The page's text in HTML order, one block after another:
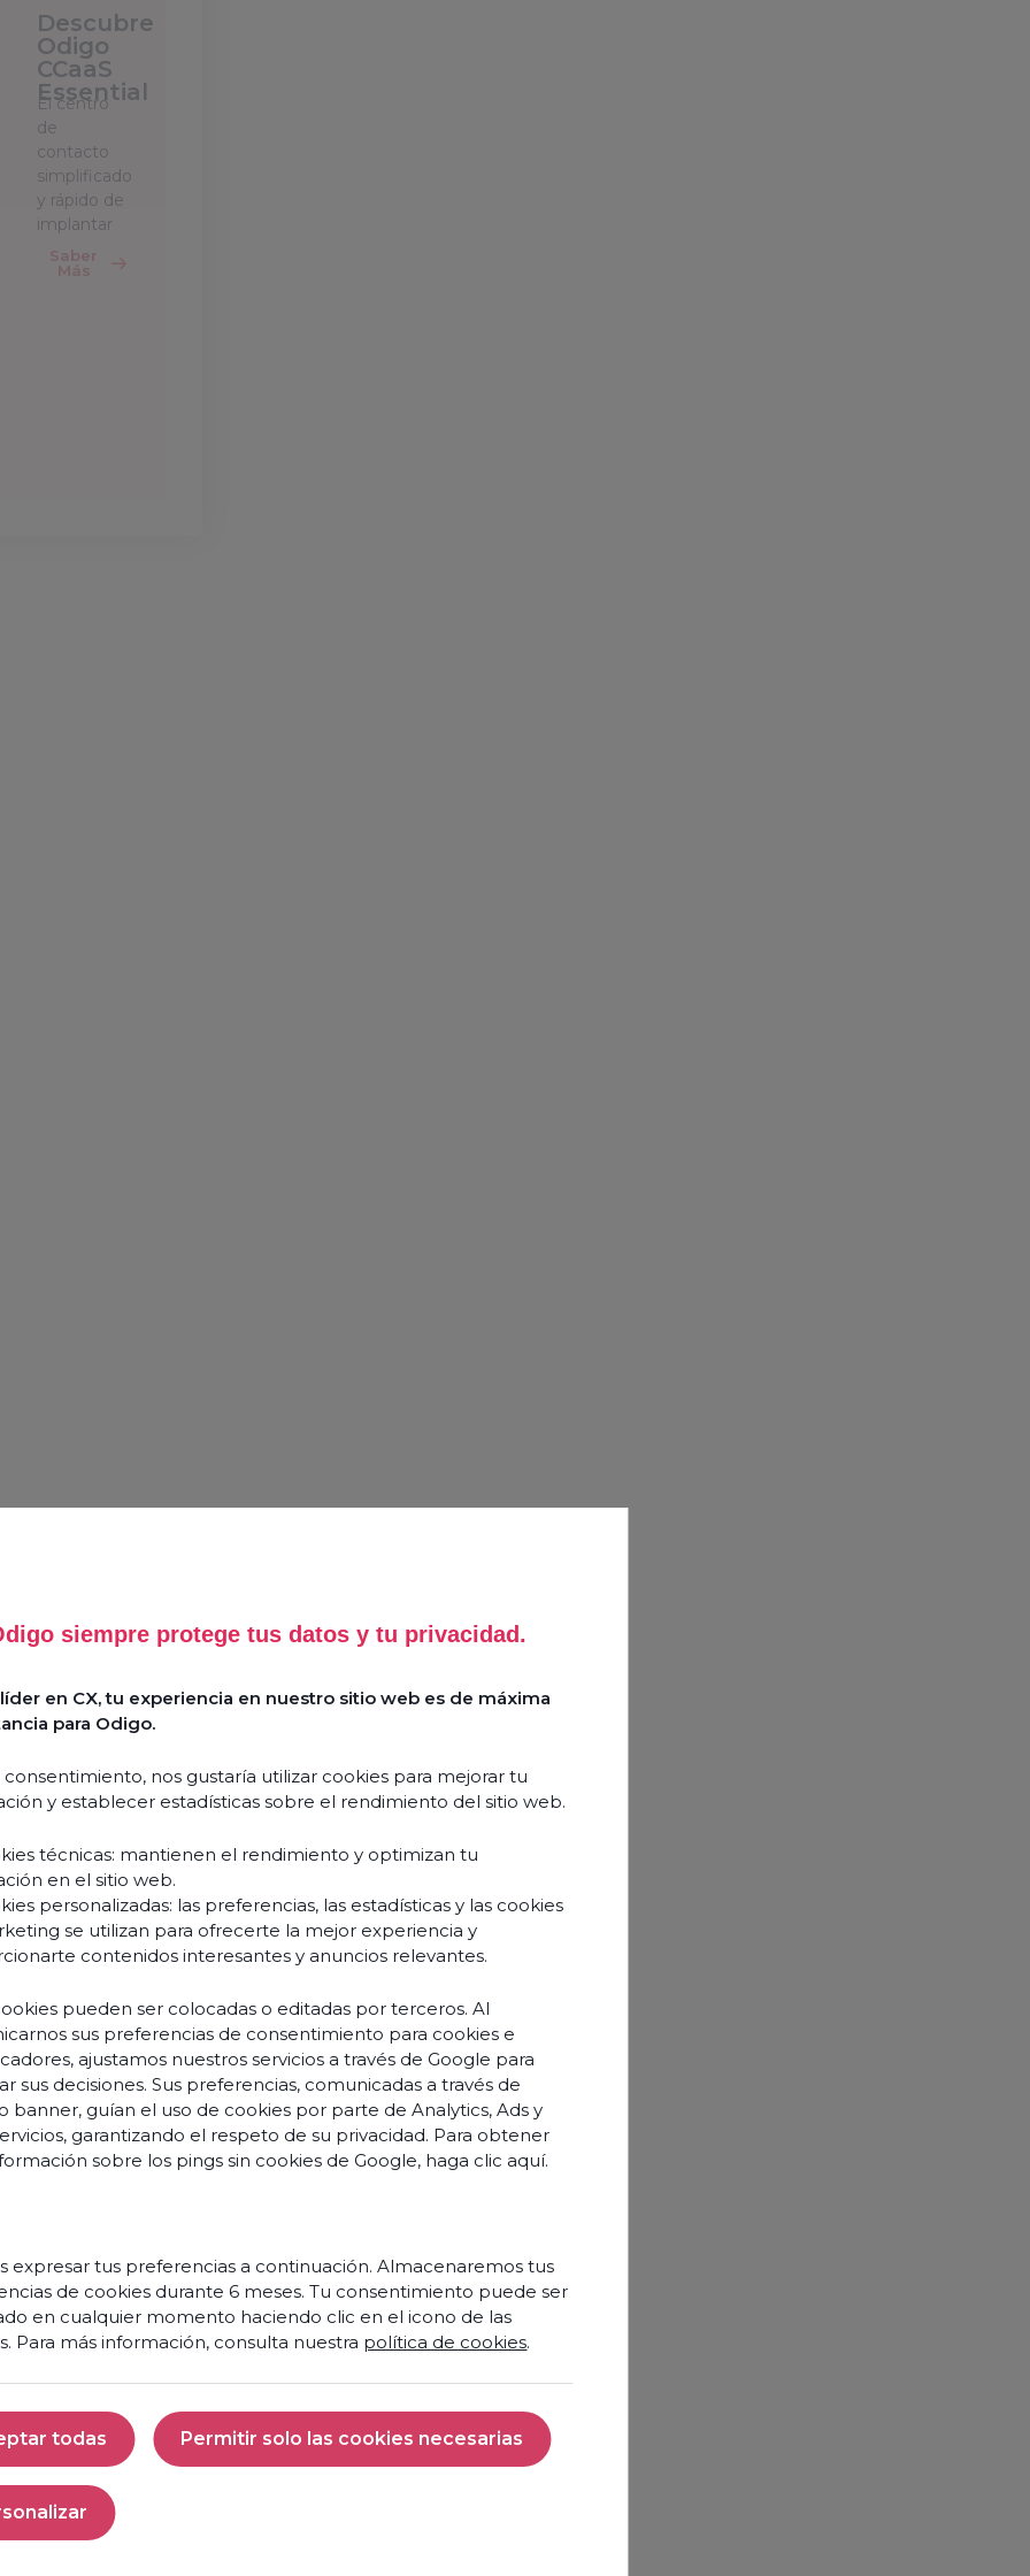
siempre protege tus datos y tu privacidad.
en CX, tu experiencia en nuestro sitio web es de máxima
para Odigo.
consentimiento, nos gustaría utilizar cookies para mejorar tu
y establecer estadísticas sobre el rendimiento del sitio web.
técnicas: mantienen el rendimiento y optimizan tu
en el sitio web.
personalizadas: las preferencias, las estadísticas y las cookies
se utilizan para ofrecerte la mejor experiencia y
contenidos interesantes y anuncios relevantes.
pueden ser colocadas o editadas por terceros. Al
sus preferencias de consentimiento para cookies e
ajustamos nuestros servicios a través de Google para
sus decisiones. Sus preferencias, comunicadas a través de
banner, guían el uso de cookies por parte de Analytics, Ads y
garantizando el respeto de su privacidad. Para obtener
sobre los pings sin cookies de Google, haga clic aquí.
expresar tus preferencias a continuación. Almacenaremos tus
de cookies durante 6 meses. Tu consentimiento puede ser
en cualquier momento haciendo clic en el icono de las
Para más información, consulta nuestra política de cookies.
todas
Aceptar todas
Permitir solo las cookies necesarias
Permitir solo las cookies necesarias
Personalizar
Descubre
Odigo
CCaaS
Essential
El centro
de
contacto
simplificado
y rápido de
implantar
Saber
Más